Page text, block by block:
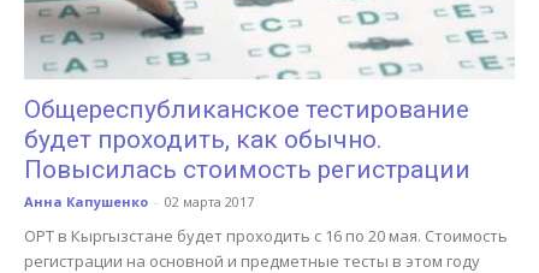
Общереспубликанское тестирование
будет проходить, как обычно.
Повысилась стоимость регистрации
Анна Капушенко - 02 марта 2017
ОРТ в Кыргызстане будет проходить с 16 по 20 мая. Стоимость
регистрации на основной и предметные тесты в этом году